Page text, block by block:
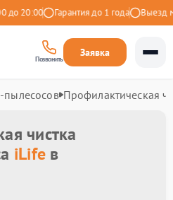
20:00 Гарантия до 1 года Выезд
Позвонить
Заявка
пылесосов Профилактическая
чистка
iLife в